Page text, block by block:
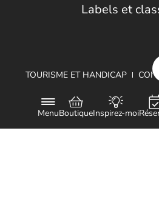
MenuBoutiqueInspirez-moi
Labels et
TOURISME ET HANDICAP